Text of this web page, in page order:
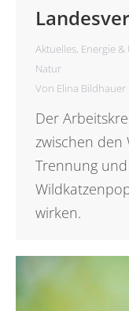
Aktuelles, Energie &
Natur
Von Elina Bildhauer
Der
zwischen
Trennung
wirken.